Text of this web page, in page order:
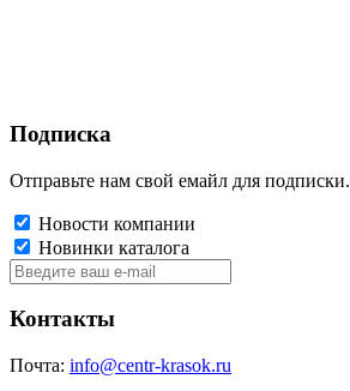
Подписка
Отправьте нам свой емайл для подписки.
Новости компании
Новинки каталога
Контакты
Почта: info@centr-krasok.ru